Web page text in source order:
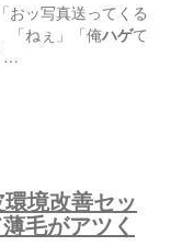
おッ写真送ってくる
「ねぇ」「俺ハゲて
…
境改善セッ
毛がアツく